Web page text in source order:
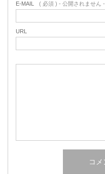
E-MAIL ( 必須 ) - 公開されません -
URL